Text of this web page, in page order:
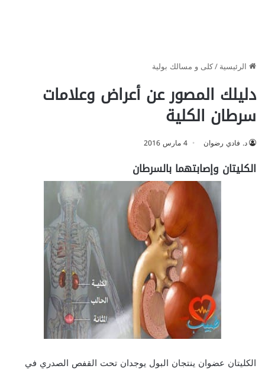
الرئيسية/كلى و مسالك بولية
دليلك المصور عن أعراض وعلامات
سرطان الكلية
د. فادي رضوان 4 مارس 2016
الكليتان وإصابتهما بالسرطان
الكليتان عضوان ينتجان البول يوجدان تحت القفص الصدري في